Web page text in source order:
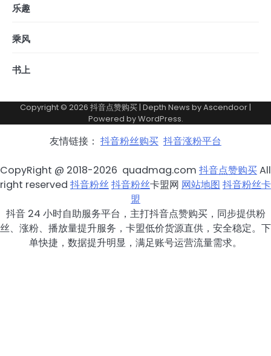
乐趣
乘风
书上
Copyright © 2026 抖音点赞购买| Depth News byAscendoor|
Powered byWordPress.
友情链接： 抖音粉丝购买 抖音涨粉平台
CopyRight @ 2018-2026 quadmag.com 抖音点赞购买All
right reserved 抖音粉丝抖音粉丝卡盟网 网站地图 抖音粉丝卡
盟
抖音 24 小时自助服务平台，主打抖音点赞购买，同步提供粉
丝、涨粉、播放量提升服务，卡盟低价货源直供，安全稳定。下
单快捷，数据提升明显，满足账号运营流量需求。